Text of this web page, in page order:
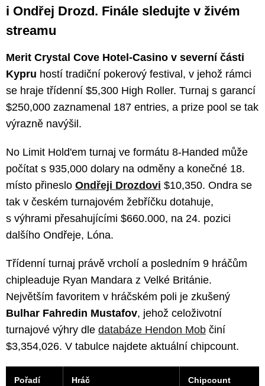
i Ondřej Drozd. Finále sledujte v živém
streamu
Merit Crystal Cove Hotel-Casino v severní části
Kypru hostí tradiční pokerový festival, v jehož rámci
se hraje třídenní $5,300 High Roller. Turnaj s garancí
$250,000 zaznamenal 187 entries, a prize pool se tak
výrazně navýšil.
No Limit Hold'em turnaj ve formátu 8-Handed může
počítat s 935,000 dolary na odměny a konečné 18.
místo přineslo Ondřeji Drozdovi $10,350. Ondra se
tak v českém turnajovém žebříčku dotahuje,
s výhrami přesahujícími $660.000, na 24. pozici
dalšího Ondřeje, Lóna.
Třídenní turnaj právě vrcholí a posledním 9 hráčům
chipleaduje Ryan Mandara z Velké Británie.
Největším favoritem v hráčském poli je zkušený
Bulhar Fahredin Mustafov, jehož celoživotní
turnajové výhry dle databáze Hendon Mob činí
$3,354,026. V tabulce najdete aktuální chipcount.
Pořadí Hráč Chipcount